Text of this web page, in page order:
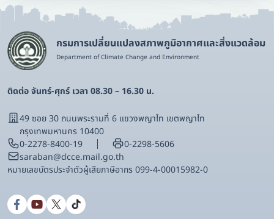
กรมการเปลี่ยนแปลงสภาพภูมิอากาศและสิ่งแวดล้อม
Department of Climate Change and Environment
ติดต่อ จันทร์-ศุกร์ เวลา 08.30 – 16.30 น.
49 ซอย 30 ถนนพระรามที่ 6 แขวงพญาไท เขตพญาไท
กรุงเทพมหานคร 10400
0-2278-8400-19
0-2298-5606
saraban@dcce.mail.go.th
หมายเลขบัตรประจําตัวผู้เสียภาษีอากร 099-4-00015982-0